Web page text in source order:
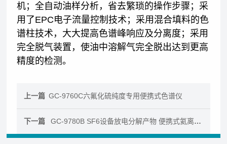
机；全自动油样分析，省去繁琐的操作步骤；采
用了EPC电子流量控制技术；采用混合填料的色
谱柱技术，大大提高色谱峰响应及分离度；采用
完全脱气装置，使油中溶解气完全脱出达到更高
精度的检测。
上一篇 GC-9760C六氟化硫纯度专用便携式色谱仪
下一篇 GC-9780B SF6设备放电分解产物 便携式氦离子检测仪